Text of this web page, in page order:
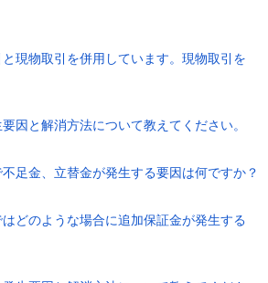
現物取引を併用しています。現物取引を
因と解消方法について教えてください。
足金、立替金が発生する要因は何ですか？
どのような場合に追加保証金が発生する